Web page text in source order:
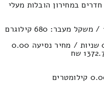
במחירון הובלות מעלי
נפח הובלה (חפצים) : 11.46м³ / משקל מעבר: 680 קילוגרם